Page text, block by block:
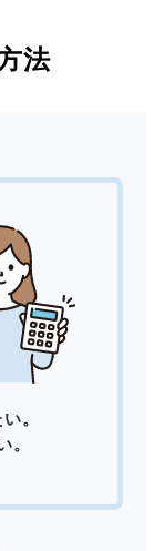
法
。
。